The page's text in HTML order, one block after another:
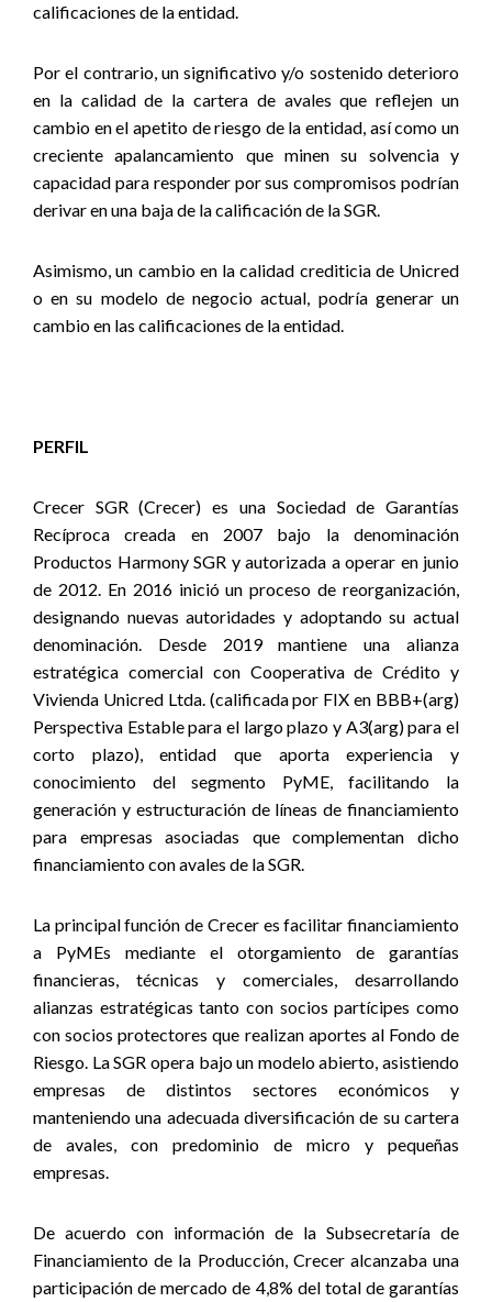
calificaciones de la entidad.
Por el contrario, un significativo y/o sostenido deterioro
en la calidad de la cartera de avales que reflejen un
cambio en el apetito de riesgo de la entidad, así como un
creciente apalancamiento que minen su solvencia y
capacidad para responder por sus compromisos podrían
derivar en una baja de la calificación de la SGR.
Asimismo, un cambio en la calidad crediticia de Unicred
o en su modelo de negocio actual, podría generar un
cambio en las calificaciones de la entidad.
PERFIL
Crecer SGR (Crecer) es una Sociedad de Garantías
Recíproca creada en 2007 bajo la denominación
Productos Harmony SGR y autorizada a operar en junio
de 2012. En 2016 inició un proceso de reorganización,
designando nuevas autoridades y adoptando su actual
denominación. Desde 2019 mantiene una alianza
estratégica comercial con Cooperativa de Crédito y
Vivienda Unicred Ltda. (calificada por FIX en BBB+(arg)
Perspectiva Estable para el largo plazo y A3(arg) para el
corto plazo), entidad que aporta experiencia y
conocimiento del segmento PyME, facilitando la
generación y estructuración de líneas de financiamiento
para empresas asociadas que complementan dicho
financiamiento con avales de la SGR.
La principal función de Crecer es facilitar financiamiento
a PyMEs mediante el otorgamiento de garantías
financieras, técnicas y comerciales, desarrollando
alianzas estratégicas tanto con socios partícipes como
con socios protectores que realizan aportes al Fondo de
Riesgo. La SGR opera bajo un modelo abierto, asistiendo
empresas de distintos sectores económicos y
manteniendo una adecuada diversificación de su cartera
de avales, con predominio de micro y pequeñas
empresas.
De acuerdo con información de la Subsecretaría de
Financiamiento de la Producción, Crecer alcanzaba una
participación de mercado de 4,8% del total de garantías